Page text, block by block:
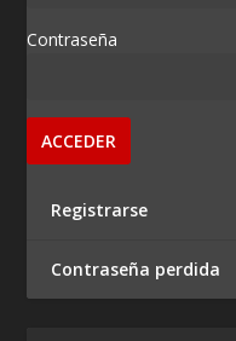
Contraseña
Registrarse
Contraseña perdida